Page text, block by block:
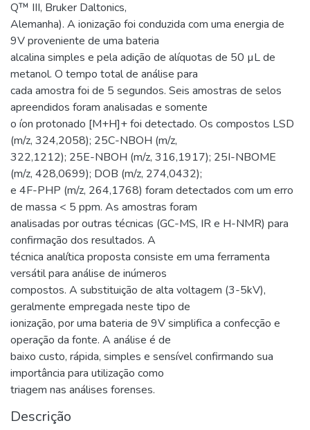
Q™ III, Bruker Daltonics,
Alemanha). A ionização foi conduzida com uma energia de
9V proveniente de uma bateria
alcalina simples e pela adição de alíquotas de 50 µL de
metanol. O tempo total de análise para
cada amostra foi de 5 segundos. Seis amostras de selos
apreendidos foram analisadas e somente
o íon protonado [M+H]+ foi detectado. Os compostos LSD
(m/z, 324,2058); 25C-NBOH (m/z,
322,1212); 25E-NBOH (m/z, 316,1917); 25I-NBOME
(m/z, 428,0699); DOB (m/z, 274,0432);
e 4F-PHP (m/z, 264,1768) foram detectados com um erro
de massa < 5 ppm. As amostras foram
analisadas por outras técnicas (GC-MS, IR e H-NMR) para
confirmação dos resultados. A
técnica analítica proposta consiste em uma ferramenta
versátil para análise de inúmeros
compostos. A substituição de alta voltagem (3-5kV),
geralmente empregada neste tipo de
ionização, por uma bateria de 9V simplifica a confecção e
operação da fonte. A análise é de
baixo custo, rápida, simples e sensível confirmando sua
importância para utilização como
triagem nas análises forenses.
Descrição